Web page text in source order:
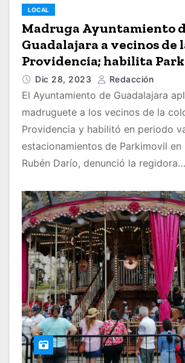
LOCAL
Madruga Ayuntamiento
Guadalajara a vecinos de
Providencia; habilita
vacaciones
Dic 28, 2023 Redacción
El Ayuntamiento de Guadalajara
madruguete a los vecinos de la
Providencia y habilitó en periodo
estacionamientos de Parkimovil en
Rubén Darío, denunció la regidora…